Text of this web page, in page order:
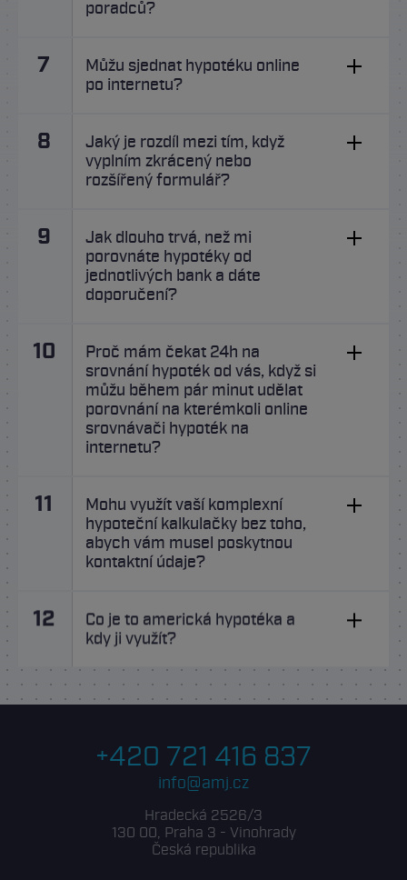
poradců?
7
Můžu sjednat hypotéku online
po internetu?
8
Jaký je rozdíl mezi tím, když
vyplním zkrácený nebo
rozšířený formulář?
9
Jak dlouho trvá, než mi
porovnáte hypotéky od
jednotlivých bank a dáte
doporučení?
10
Proč mám čekat 24h na
srovnání hypoték od vás, když si
můžu během pár minut udělat
porovnání na kterémkoli online
srovnávači hypoték na
internetu?
11
Mohu využít vaší komplexní
hypoteční kalkulačky bez toho,
abych vám musel poskytnou
kontaktní údaje?
12
Co je to americká hypotéka a
kdy ji využít?
+420 721 416 837
info@amj.cz
Hradecká 2526/3
130 00, Praha 3 - Vinohrady
Česká republika